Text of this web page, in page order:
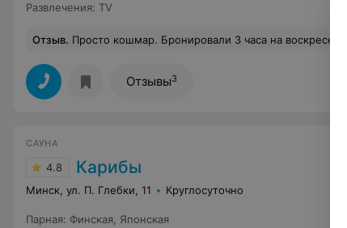
Развлечения: TV
Отзыв. Просто кошмар. Бронировали 3 часа на воскресенье за пару дней, было свободно только с 12-15:00. Приезжаем, администратора нет, сторож говорит его предупредили, что никого не будет. И парилку включил только в 11 часов. Зашли, переоделись. Парилка 50 градусов, вода в бассейне прям ледяная, хотя уверяли, что на выходных бассейн подогревается и детям будет норм. Веников нет, так как и администратора нет… Интернета нет, у них деньги на зале закончились… стой разбирайся, звони, трать свое время… воды в кулере нет, за столом стоят
Отзывы3
САУНА
4.8 Карибы
Минск, ул. П. Глебки, 11 Круглосуточно
Парная: Финская Японская